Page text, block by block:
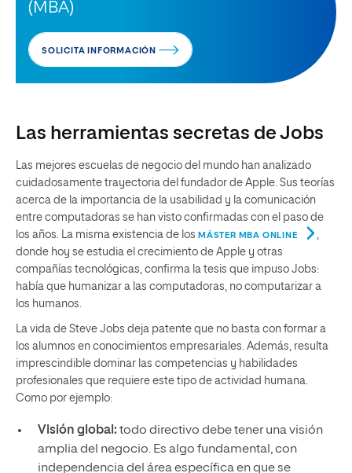
(MBA)
SOLICITA INFORMACIÓN
Las herramientas secretas de Jobs
Las mejores escuelas de negocio del mundo han analizado
cuidadosamente trayectoria del fundador de Apple. Sus teorías
acerca de la importancia de la usabilidad y la comunicación
entre computadoras se han visto confirmadas con el paso de
los años. La misma existencia de los MÁSTER MBA ONLINE
,
donde hoy se estudia el crecimiento de Apple y otras
compañías tecnológicas, confirma la tesis que impuso Jobs:
había que humanizar a las computadoras, no computarizar a
los humanos.
La vida de Steve Jobs deja patente que no basta con formar a
los alumnos en conocimientos empresariales. Además, resulta
imprescindible dominar las competencias y habilidades
profesionales que requiere este tipo de actividad humana.
Como por ejemplo:
Visión global: todo directivo debe tener una visión
amplia del negocio. Es algo fundamental, con
independencia del área específica en que se